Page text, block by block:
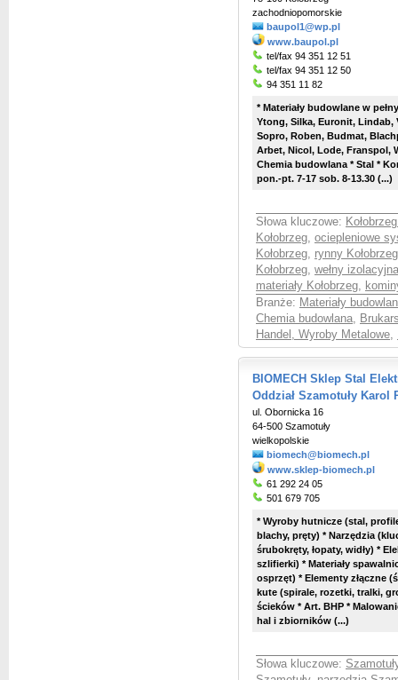
zachodniopomorskie
baupol1@wp.pl
www.baupol.pl
tel/fax 94 351 12 51
tel/fax 94 351 12 50
94 351 11 82
* Materiały budowlane w
Ytong, Silka, Euronit, Lindab,
Sopro, Roben, Budmat,
Arbet, Nicol, Lode, Franspol,
Chemia budowlana * Stal *
pon.-pt. 7-17 sob. 8-13.30 (...)
Słowa kluczowe:
Kołobrzeg, ociepleniowe
Kołobrzeg, rynny Kołobrzeg
Kołobrzeg, wełny
materiały Kołobrzeg,
Branże: Materiały
Chemia budowlana,
Handel, Wyroby Metalowe,
BIOMECH Sklep Stal
Oddział Szamotuły Karol
ul. Obornicka 16
64-500 Szamotuły
wielkopolskie
biomech@biomech.pl
www.sklep-biomech.pl
61 292 24 05
501 679 705
* Wyroby hutnicze (stal,
blachy, pręty) * Narzędzia
śrubokręty, łopaty, widły) *
szlifierki) * Materiały
osprzęt) * Elementy złączne
kute (spirale, rozetki, tralki,
ścieków * Art. BHP *
hal i zbiorników (...)
Słowa kluczowe: